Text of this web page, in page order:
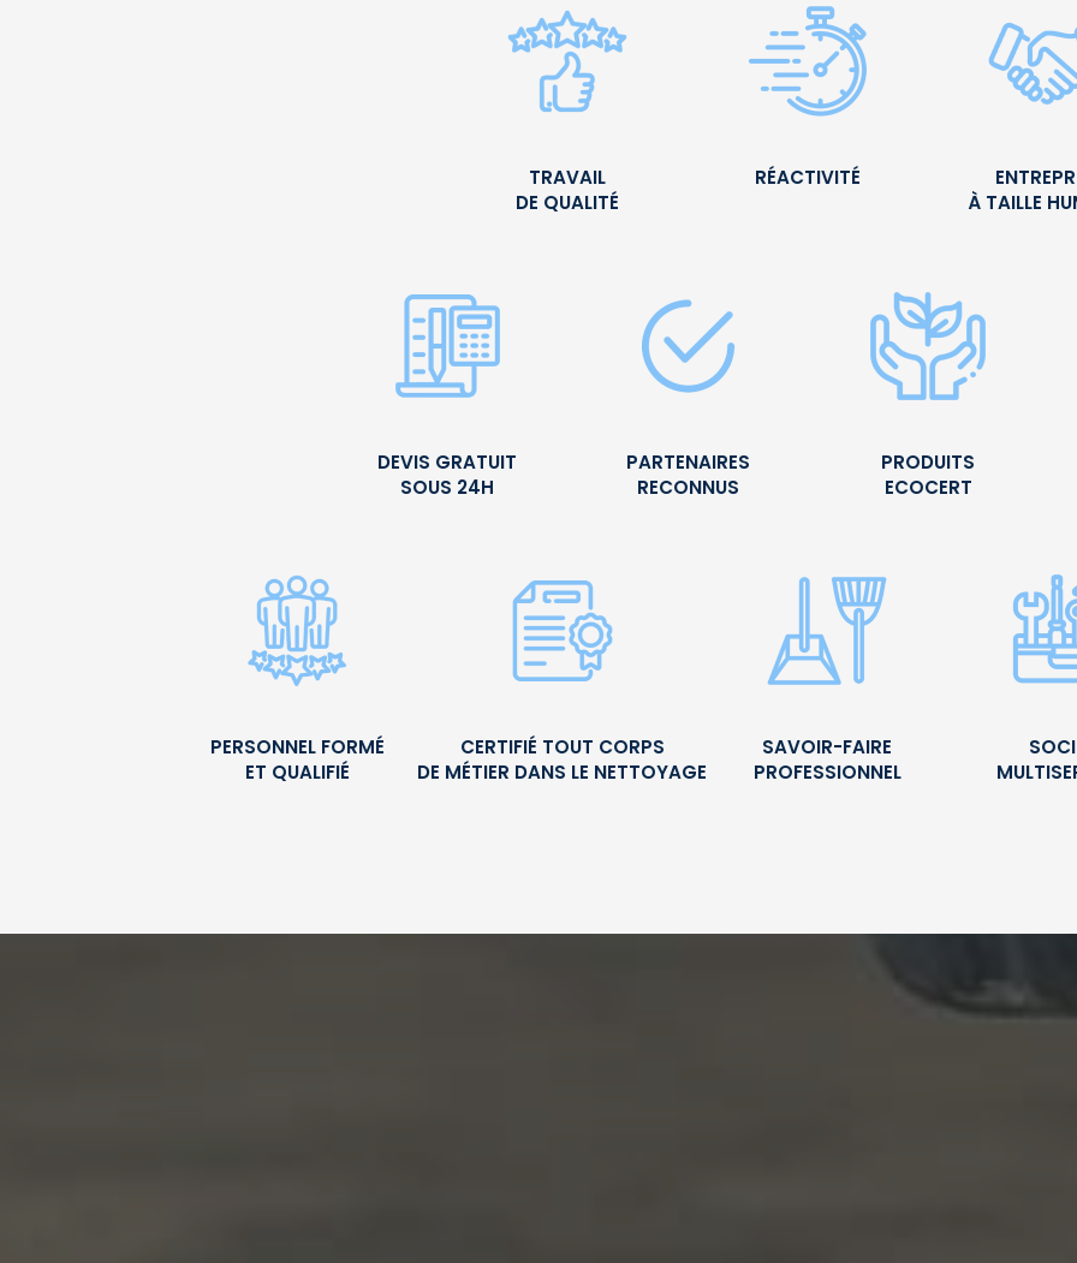
TRAVAIL
DE QUALITÉ
RÉACTIVITÉ
À TAILLE
DEVIS GRATUIT
SOUS 24H
PARTENAIRES
RECONNUS
PRODUITS
ECOCERT
PERSONNEL FORMÉ
ET QUALIFIÉ
CERTIFIÉ TOUT CORPS
DE MÉTIER DANS LE NETTOYAGE
SAVOIR-FAIRE
PROFESSIONNEL